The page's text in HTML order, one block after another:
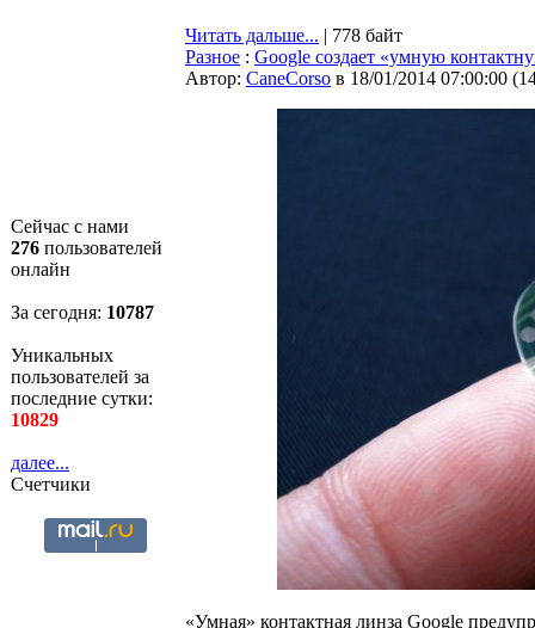
Сейчас с нами
276 пользователей
онлайн
За сегодня: 10787
Уникальных
пользователей за
последние сутки:
10829
далее...
Счетчики
Читать дальше... | 778 байт
Разное : Google создает «умную
Автор: CaneCorso в 18/01/2014 07:00:00 (
«Умная» контактная линза Google